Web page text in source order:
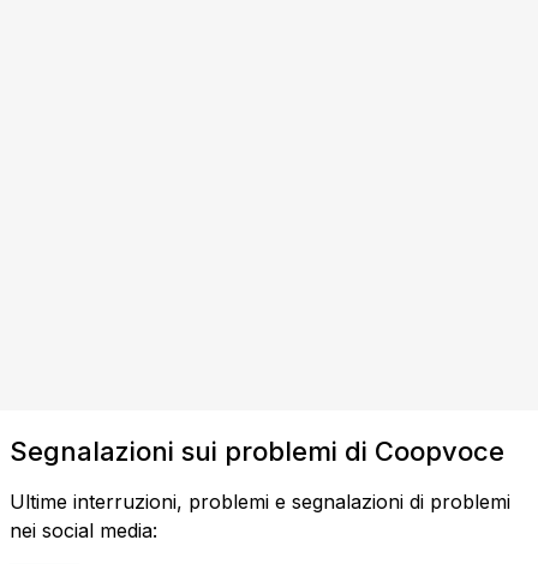
Segnalazioni sui problemi di Coopvoce
Ultime interruzioni, problemi e segnalazioni di problemi
nei social media: